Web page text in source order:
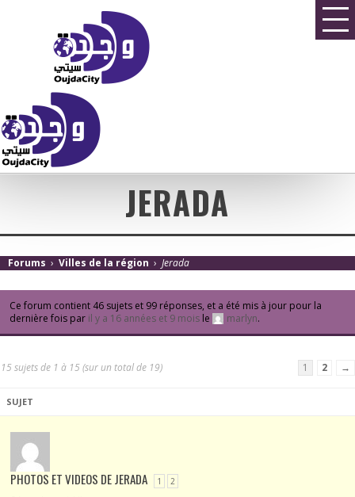
JERADA
Forums › Villes de la région › Jerada
Ce forum contient 46 sujets et 99 réponses, et a été mis à jour pour la
dernière fois par il y a 16 années et 9 moisle marlyn.
15 sujets de 1 à 15 (sur un total de 19) 1 2 →
SUJET
PHOTOS ET VIDEOS DE JERADA 1 2